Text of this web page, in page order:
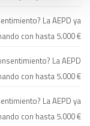
La AEPD ya
con hasta 5.000 €
La AEPD
con hasta 5.000 €
La AEPD ya
con hasta 5.000 €